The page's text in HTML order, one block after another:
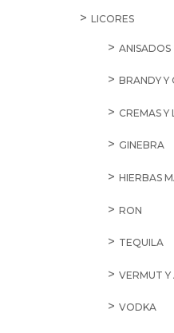
LICORES
ANISADOS
BRANDY Y
CREMAS Y
GINEBRA
HIERBAS
RON
TEQUILA
VERMUT Y
VODKA